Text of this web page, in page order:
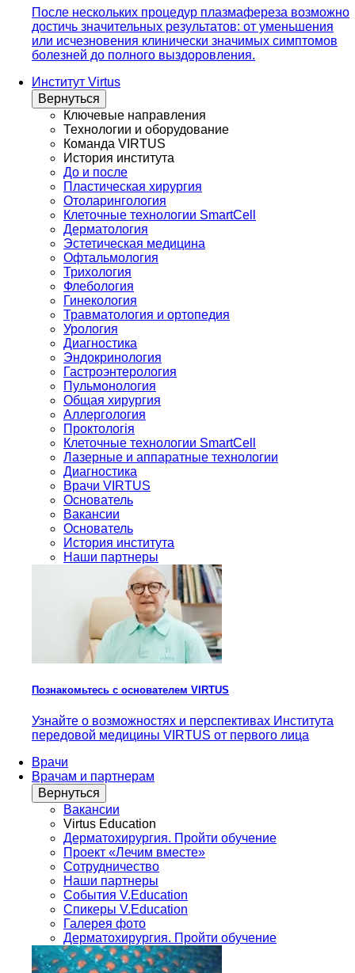
После нескольких процедур плазмафереза возможно
достичь значительных результатов: от уменьшения
или исчезновения клинически значимых симптомов
болезней до полного выздоровления.
Институт Virtus
Вернуться
Ключевые направления
Технологии и оборудование
Команда VIRTUS
История института
До и после
Пластическая хирургия
Отоларингология
Клеточные технологии SmartCell
Дерматология
Эстетическая медицина
Офтальмология
Трихология
Флебология
Гинекология
Травматология и ортопедия
Урология
Диагностика
Эндокринология
Гастроэнтерология
Пульмонология
Общая хирургия
Аллергология
Проктологія
Клеточные технологии SmartCell
Лазерные и аппаратные технологии
Диагностика
Врачи VIRTUS
Основатель
Вакансии
Основатель
История института
Наши партнеры
Познакомьтесь с основателем VIRTUS
Узнайте о возможностях и перспективах Института
передовой медицины VIRTUS от первого лица
Врачи
Врачам и партнерам
Вернуться
Вакансии
Virtus Education
Дерматохирургия. Пройти обучение
Проект «Лечим вместе»
Сотрудничество
Наши партнеры
События V.Education
Спикеры V.Education
Галерея фото
Дерматохирургия. Пройти обучение